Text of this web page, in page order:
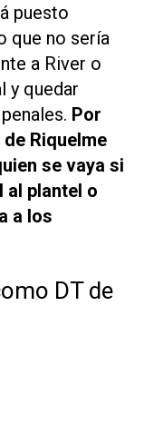
puesto
que no sería
a River o
y quedar
Por
Riquelme
se vaya si
al plantel o
a los
DT de